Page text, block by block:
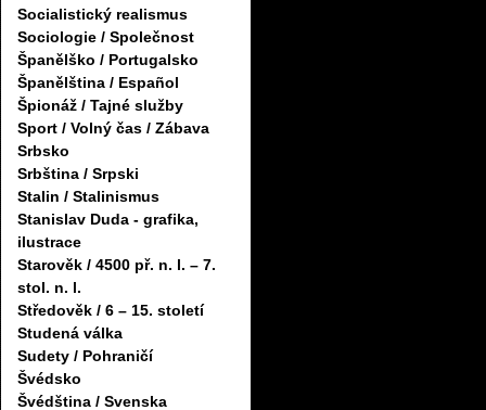
Socialistický realismus
Sociologie / Společnost
Španělško / Portugalsko
Španělština / Español
Špionáž / Tajné služby
Sport / Volný čas / Zábava
Srbsko
Srbština / Srpski
Stalin / Stalinismus
Stanislav Duda - grafika,
ilustrace
Starověk / 4500 př. n. l. – 7.
stol. n. l.
Středověk / 6 – 15. století
Studená válka
Sudety / Pohraničí
Švédsko
Švédština / Svenska